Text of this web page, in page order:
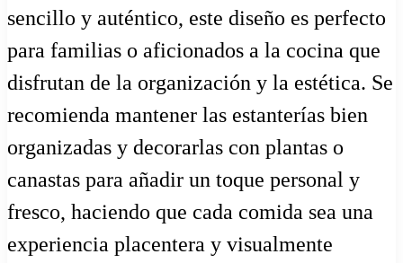
sencillo y auténtico, este diseño es perfecto
para familias o aficionados a la cocina que
disfrutan de la organización y la estética. Se
recomienda mantener las estanterías bien
organizadas y decorarlas con plantas o
canastas para añadir un toque personal y
fresco, haciendo que cada comida sea una
experiencia placentera y visualmente